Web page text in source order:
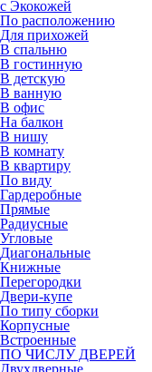
с Экокожей
По расположению
Для прихожей
В спальню
В гостинную
В детскую
В ванную
В офис
На балкон
В нишу
В комнату
В квартиру
По виду
Гардеробные
Прямые
Радиусные
Угловые
Диагональные
Книжные
Перегородки
Двери-купе
По типу сборки
Корпусные
Встроенные
ПО ЧИСЛУ ДВЕРЕЙ
Двухдверные